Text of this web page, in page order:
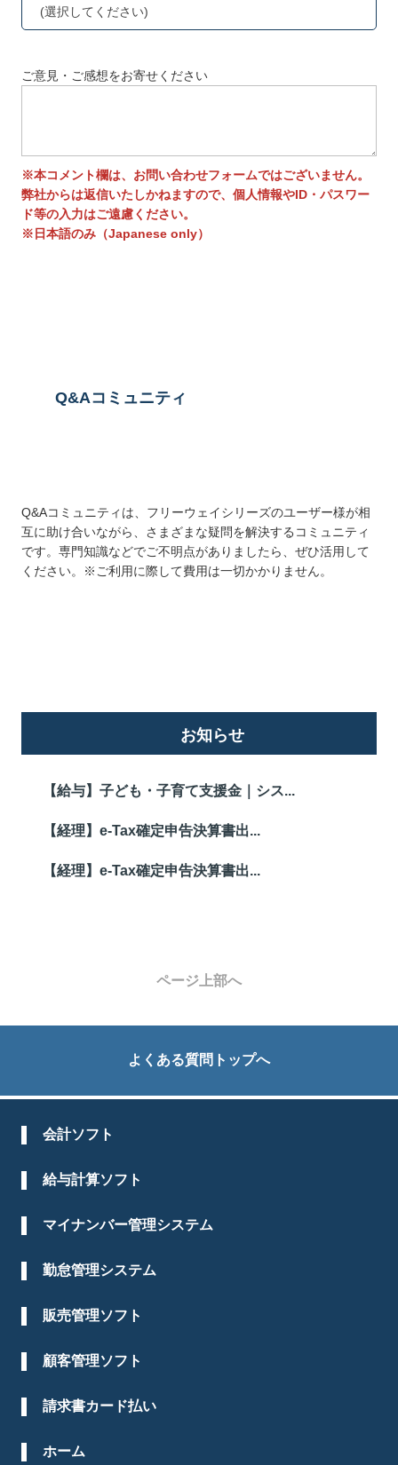
(選択してください)
ご意見・ご感想をお寄せください
※本コメント欄は、お問い合わせフォームではございません。
弊社からは返信いたしかねますので、個人情報やID・パスワー
ド等の入力はご遠慮ください。
※日本語のみ（Japanese only）
Q&Aコミュニティ
Q&Aコミュニティは、フリーウェイシリーズのユーザー様が相
互に助け合いながら、さまざまな疑問を解決するコミュニティ
です。専門知識などでご不明点がありましたら、ぜひ活用して
ください。※ご利用に際して費用は一切かかりません。
お知らせ
【給与】子ども・子育て支援金｜シス...
【経理】e-Tax確定申告決算書出...
【経理】e-Tax確定申告決算書出...
ページ上部へ
よくある質問トップへ
会計ソフト
給与計算ソフト
マイナンバー管理システム
勤怠管理システム
販売管理ソフト
顧客管理ソフト
請求書カード払い
ホーム